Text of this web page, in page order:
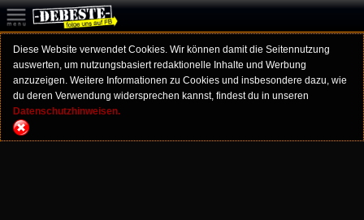
Diese Website verwendet Cookies. Wir können damit die Seitennutzung
auswerten, um nutzungsbasiert redaktionelle Inhalte und Werbung
anzuzeigen. Weitere Informationen zu Cookies und insbesondere dazu, wie
du deren Verwendung widersprechen kannst, findest du in unseren
Datenschutzhinweisen.